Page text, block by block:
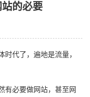
的必要
代了，遍地是流量，
有必要做网站，甚至网